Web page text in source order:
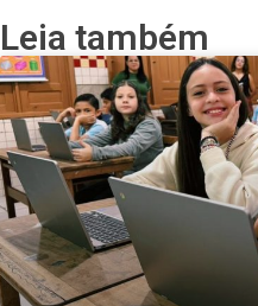
Leia também